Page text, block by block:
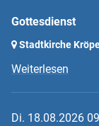
Gottesdienst
Stadtkirche
Weiterlesen
Di. 18.08.2026